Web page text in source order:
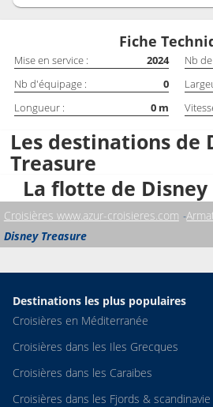
Fiche
Mise en service : 2024 Nb
Nb d'équipage :
0
Longueur :
0 m
Les destinations de
Treasure
La flotte de Disney
Croisières www.azur-croisieres.com
Disney Treasure
Destinations les plus populaires
Croisières en Méditerranée
Croisières dans les Iles Grecques
Croisières dans les Caraibes
Croisières dans les Fjords & scandinavie